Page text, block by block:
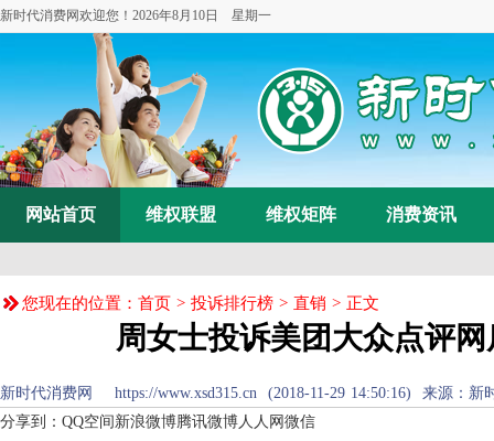
新时代消费网欢迎您！ 2026年8月10日 星期一
网站首页 维权联盟 维权矩阵 消费资讯
您现在的位置： 首页 > 投诉排行榜 > 直销 > 正文
周女士投诉美团大众点评
新时代消费网 https://www.xsd315.cn (2018-11-29 14:50:16) 来源： 新
分享到： QQ空间 新浪微博腾讯微博人人网 微信